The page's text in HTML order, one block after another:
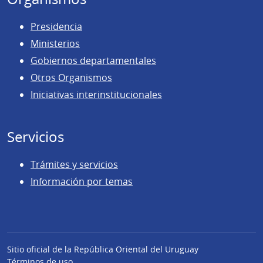
Presidencia
Ministerios
Gobiernos departamentales
Otros Organismos
Iniciativas interinstitucionales
Servicios
Trámites y servicios
Información por temas
Sitio oficial de la República Oriental del Uruguay